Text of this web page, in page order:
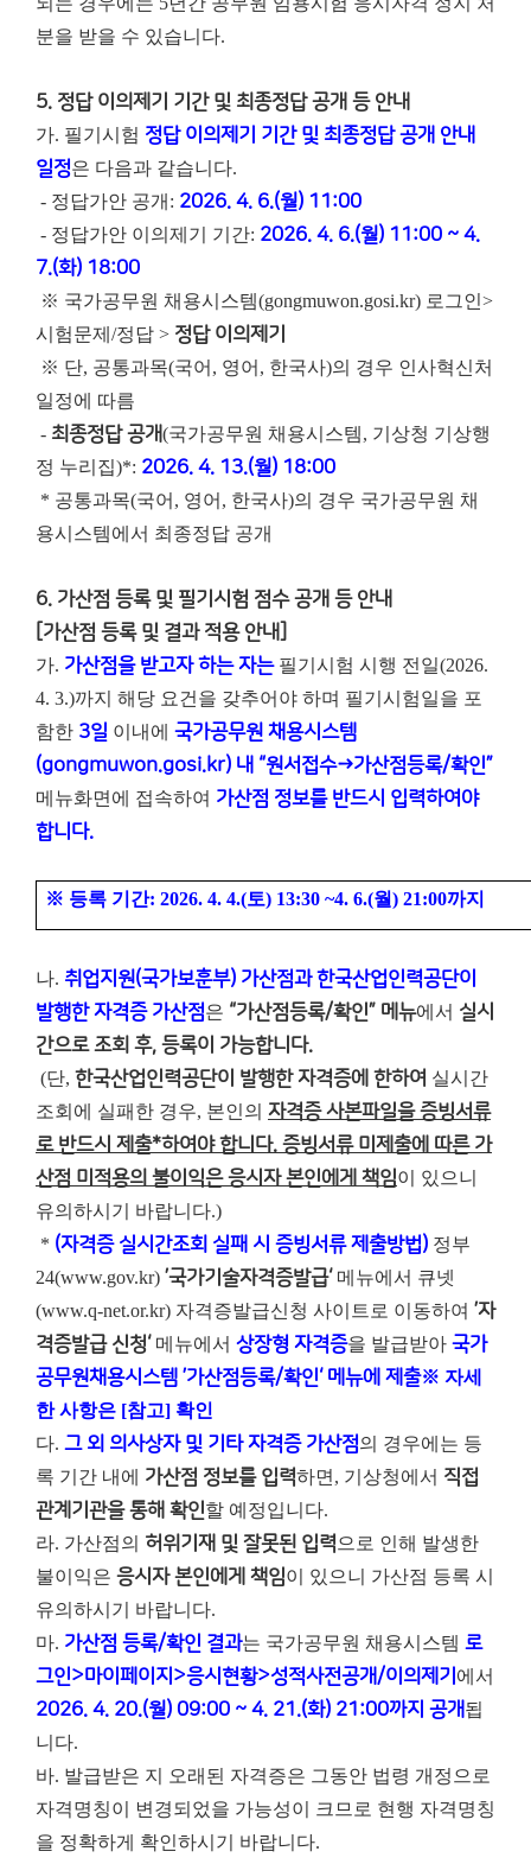
분을 받을 수 있습니다.
5. 정답 이의제기 기간 및 최종정답 공개 등 안내
가. 필기시험 정답 이의제기 기간 및 최종정답 공개 안내
일정은 다음과 같습니다.
- 정답가안 공개: 2026. 4. 6.(월) 11:00
- 정답가안 이의제기 기간: 2026. 4. 6.(월) 11:00 ~ 4.
7.(화) 18:00
※ 국가공무원 채용시스템(gongmuwon.gosi.kr) 로그인>
시험문제/정답 > 정답 이의제기
※ 단, 공통과목(국어, 영어, 한국사)의 경우 인사혁신처
일정에 따름
- 최종정답 공개(국가공무원 채용시스템, 기상청 기상행
정 누리집)*: 2026. 4. 13.(월) 18:00
* 공통과목(국어, 영어, 한국사)의 경우 국가공무원 채
용시스템에서 최종정답 공개
6. 가산점 등록 및 필기시험 점수 공개 등 안내
[가산점 등록 및 결과 적용 안내]
가. 가산점을 받고자 하는 자는필기시험 시행 전일(2026.
4. 3.)까지 해당 요건을 갖추어야 하며 필기시험일을 포
함한 3일 이내에 국가공무원 채용시스템
(gongmuwon.gosi.kr) 내 “원서접수→가산점등록/확인”
메뉴화면에 접속하여 가산점 정보를 반드시 입력하여야
합니다.
※ 등록 기간: 2026. 4. 4.(토) 13:30 ~4. 6.(월) 21:00까지
나. 취업지원(국가보훈부) 가산점과 한국산업인력공단이
발행한 자격증 가산점은 “가산점등록/확인” 메뉴에서 실시
간으로 조회 후, 등록이 가능합니다.
(단, 한국산업인력공단이 발행한 자격증에 한하여 실시간
조회에 실패한 경우, 본인의 자격증 사본파일을 증빙서류
로 반드시 제출*하여야 합니다. 증빙서류 미제출에 따른 가
산점 미적용의 불이익은 응시자 본인에게 책임이 있으니
유의하시기 바랍니다.)
* (자격증 실시간조회 실패 시 증빙서류 제출방법) 정부
24(www.gov.kr) ’국가기술자격증발급‘ 메뉴에서 큐넷
(www.q-net.or.kr) 자격증발급신청 사이트로 이동하여 ’자
격증발급 신청‘ 메뉴에서 상장형 자격증을 발급받아 국가
공무원채용시스템 ’가산점등록/확인‘ 메뉴에 제출※ 자세
한 사항은 [참고] 확인
다. 그 외 의사상자 및 기타 자격증 가산점의 경우에는 등
록 기간 내에 가산점 정보를 입력하면, 기상청에서 직접
관계기관을 통해 확인할 예정입니다.
라. 가산점의 허위기재 및 잘못된 입력으로 인해 발생한
불이익은 응시자 본인에게 책임이 있으니 가산점 등록 시
유의하시기 바랍니다.
마. 가산점 등록/확인 결과는 국가공무원 채용시스템 로
그인>마이페이지>응시현황>성적사전공개/이의제기 에서
2026. 4. 20.(월) 09:00 ~ 4. 21.(화) 21:00까지 공개됩
니다.
바. 발급받은 지 오래된 자격증은 그동안 법령 개정으로
자격명칭이 변경되었을 가능성이 크므로 현행 자격명칭
을 정확하게 확인하시기 바랍니다.